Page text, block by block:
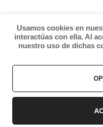
© 2019 by
Términos y Condiciones–
Usamos cookies en
interactúas con ella. Al
nuestro uso de dichas